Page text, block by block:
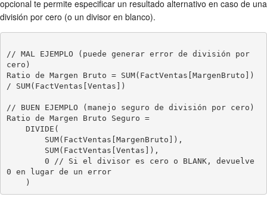
opcional te permite especificar un resultado alternativo en caso de una
división por cero (o un divisor en blanco).
// MAL EJEMPLO (puede generar error de división por
cero)
Ratio de Margen Bruto = SUM(FactVentas[MargenBruto])
/ SUM(FactVentas[Ventas])
// BUEN EJEMPLO (manejo seguro de división por cero)
Ratio de Margen Bruto Seguro =
0 en lugar de un error